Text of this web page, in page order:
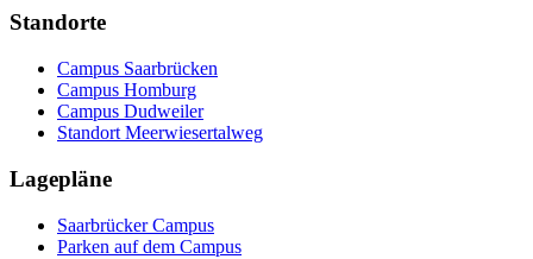
Standorte
Campus Saarbrücken
Campus Homburg
Campus Dudweiler
Standort Meerwiesertalweg
Lagepläne
Saarbrücker Campus
Parken auf dem Campus